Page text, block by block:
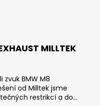
MILLTEK
zvuk BMW M8
od Milltek jsme
restrikcí a do...